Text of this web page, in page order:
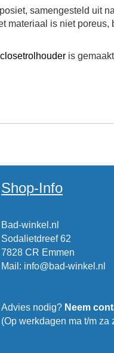
samengesteld uit
materiaal is niet poreus,
closetrolhouder is
Shop-Info
Bad-winkel.nl
Sodalietdreef 62
7828 CR Emmen
Mail : info@bad-winkel.nl
Advies nodig? Neem
(Op werkdagen ma t/m